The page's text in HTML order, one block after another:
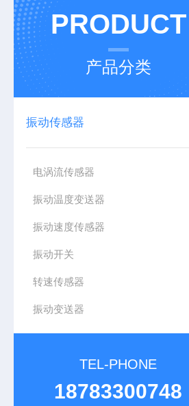
PRODUCT
产品分类
振动传感器
电涡流传感器
振动温度变送器
振动速度传感器
振动开关
转速传感器
振动变送器
TEL-PHONE
18783300748